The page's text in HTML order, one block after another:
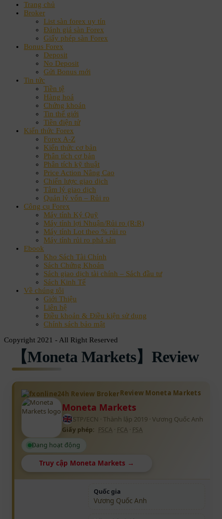
Trang chủ
Broker
List sàn forex uy tín
Đánh giá sàn Forex
Giấy phép sàn Forex
Bonus Forex
Deposit
No Deposit
Gửi Bonus mới
Tin tức
Tiền tệ
Hàng hoá
Chứng khoán
Tin thế giới
Tiền điện tử
Kiến thức Forex
Forex A-Z
Kiến thức cơ bản
Phân tích cơ bản
Phân tích kỹ thuật
Price Action Nâng Cao
Chiến lược giao dịch
Tâm lý giao dịch
Quản lý vốn – Rủi ro
Công cụ Forex
Máy tính Ký Quỹ
Máy tính lợi Nhuận/Rủi ro (R:R)
Máy tính Lot theo % rủi ro
Máy tính rủi ro phá sản
Ebook
Kho Sách Tài Chính
Sách Chứng Khoán
Sách giao dịch tài chính – Sách đầu tư
Sách Kinh Tế
Về chúng tôi
Giới Thiệu
Liên hệ
Điều khoản & Điều kiện sử dụng
Chính sách bảo mật
Copyright 2021 - All Right Reserved
【Moneta Markets】Review
Review Moneta Markets
Moneta Markets
STP/ECN · Thành lập 2019 · Vương Quốc Anh
Giấy phép: FSCA · FCA · FSA
Đang hoạt động
Truy cập Moneta Markets →
Quốc gia
Vương Quốc Anh